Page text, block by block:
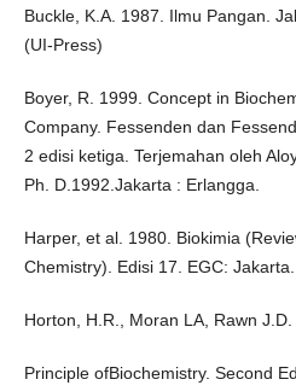
Buckle, K.A. 1987. Ilmu Pangan.
(UI-Press)
Boyer, R. 1999. Concept in
Company. Fessenden dan
2 edisi ketiga. Terjemahan oleh
Ph. D.1992.Jakarta : Erlangga.
Harper, et al. 1980. Biokimia
Chemistry). Edisi 17. EGC: Jakarta.
Horton, H.R., Moran LA, Rawn
Principle ofBiochemistry. Second